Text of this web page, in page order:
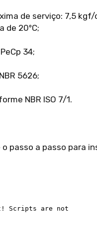
de serviço: 7,5 kgf/
de 20ºC;
34;
5626;
NBR ISO 7/1.
passo a passo para